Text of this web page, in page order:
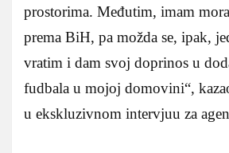
prostorima. Međutim, imam
prema BiH, pa možda se, ipak,
vratim i dam svoj doprinos u
fudbala u mojoj domovini“,
u ekskluzivnom intervjuu za